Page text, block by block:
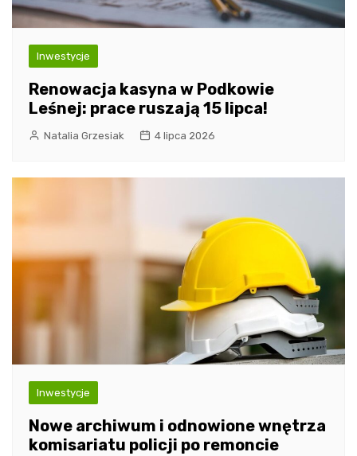
Inwestycje
Renowacja kasyna w Podkowie
Leśnej: prace ruszają 15 lipca!
Natalia Grzesiak 4 lipca 2026
Inwestycje
Nowe archiwum i odnowione wnętrza
komisariatu policji po remoncie